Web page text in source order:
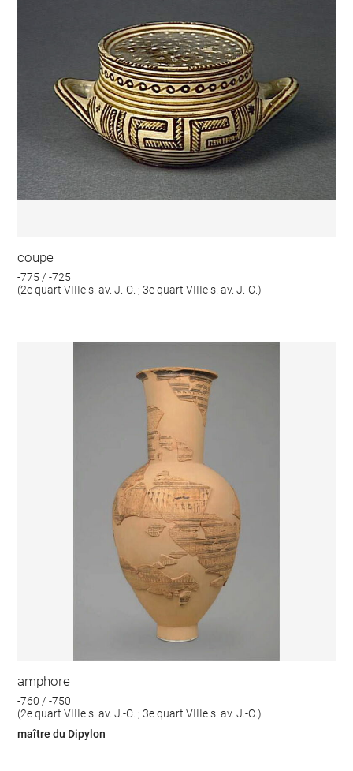
coupe
-775 / -725
(2e quart VIIIe s. av. J.-C. ; 3e quart VIIIe s. av. J.-C.)
amphore
-760 / -750
(2e quart VIIIe s. av. J.-C. ; 3e quart VIIIe s. av. J.-C.)
maître du Dipylon